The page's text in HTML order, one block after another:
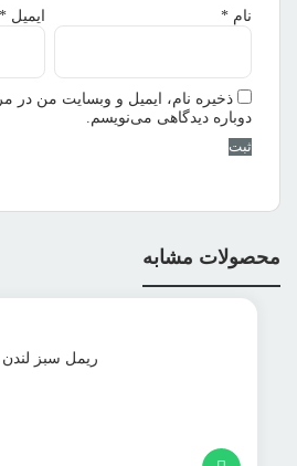
نام * ایمیل *
ذخیره نام، ایمیل و وبسایت من در
دوباره دیدگاهی می‌نویسم.
محصولات مشابه
ریمل سبز لندن